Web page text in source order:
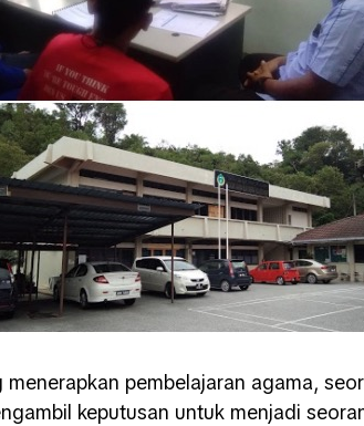
pembelajaran agama,
keputusan untuk menjadi